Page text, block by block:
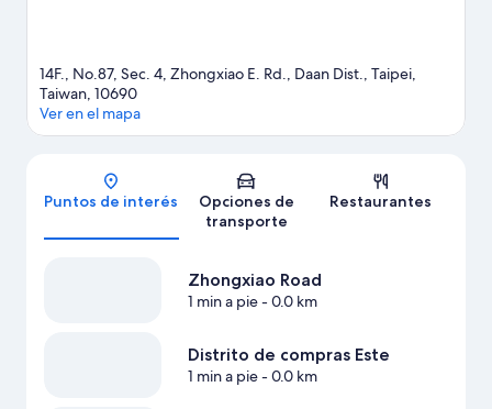
14F., No.87, Sec. 4, Zhongxiao E. Rd., Daan Dist., Taipei,
Taiwan, 10690
Ver en el mapa
Puntos de interés
Opciones de
transporte
Restaurantes
Zhongxiao Road
1 min a pie- 0.0 km
Distrito de compras Este
1 min a pie- 0.0 km